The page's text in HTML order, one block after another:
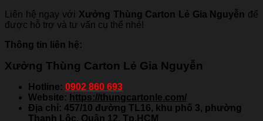
Liên hệ ngay với Xưởng Thùng Carton Lẻ Gia Nguyễn để
được hỗ trợ và tư vấn cụ thể nhé!
T hông tin liên hệ:
Xưởng Thùng Carton Lẻ Gia Nguyễn
Hotline: 0902 860 693
Website: https://thungcartonle.com/
Địa chỉ: 457/10 đường TL16, khu phố 3, phường
Thạnh Lộc, Quận 12, Tp.HCM